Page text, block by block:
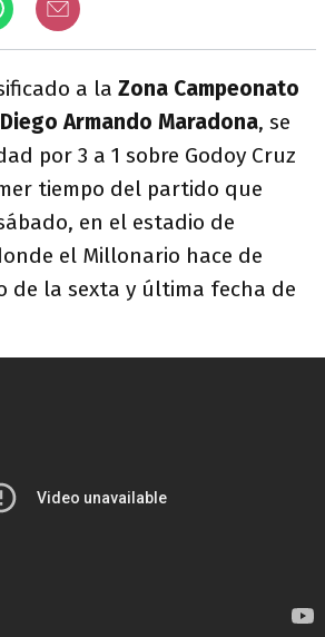
a la Zona Campeonato
Armando Maradona, se
por 3 a 1 sobre Godoy Cruz
tiempo del partido que
en el estadio de
el Millonario hace de
de la sexta y última fecha de